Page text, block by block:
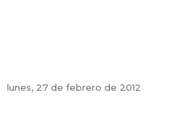
lunes, 27 de febrero de 2012